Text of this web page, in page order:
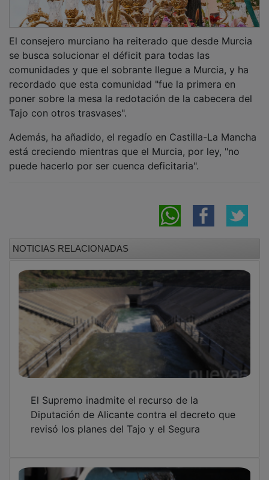
se busca solucionar el déficit para todas las
comunidades y que el sobrante llegue a Murcia, y ha
recordado que esta comunidad "fue la primera en
poner sobre la mesa la redotación de la cabecera del
Tajo con otros trasvases".
está creciendo mientras que el Murcia, por ley, "no
puede hacerlo por ser cuenca deficitaria".
Diputación de Alicante contra el decreto que
revisó los planes del Tajo y el Segura